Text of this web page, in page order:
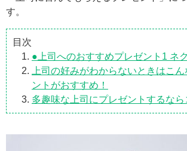
す。
目次
●上司へのおすすめプレゼント1 ネ
上司の好みがわからないときはこ
ントがおすすめ！
多趣味な上司にプレゼントするなら